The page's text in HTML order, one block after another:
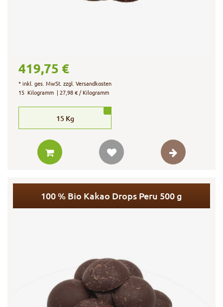
419,75 €
*inkl. ges. MwSt. zzgl.Versandkosten
15 Kilogramm | 27,98 € / Kilogramm
15 Kg
100 % Bio Kakao Drops Peru 500 g